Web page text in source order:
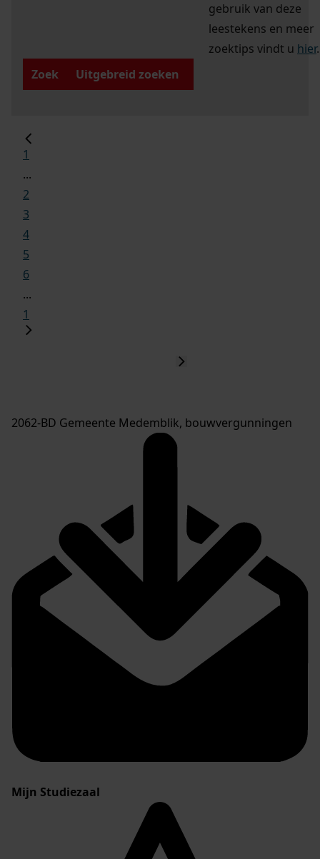
gebruik van deze
leestekens en meer
zoektips vindt u hier.
Zoek
Uitgebreid zoeken
1
...
2
3
4
5
6
...
1
2062-BD Gemeente Medemblik, bouwvergunningen
Mijn Studiezaal